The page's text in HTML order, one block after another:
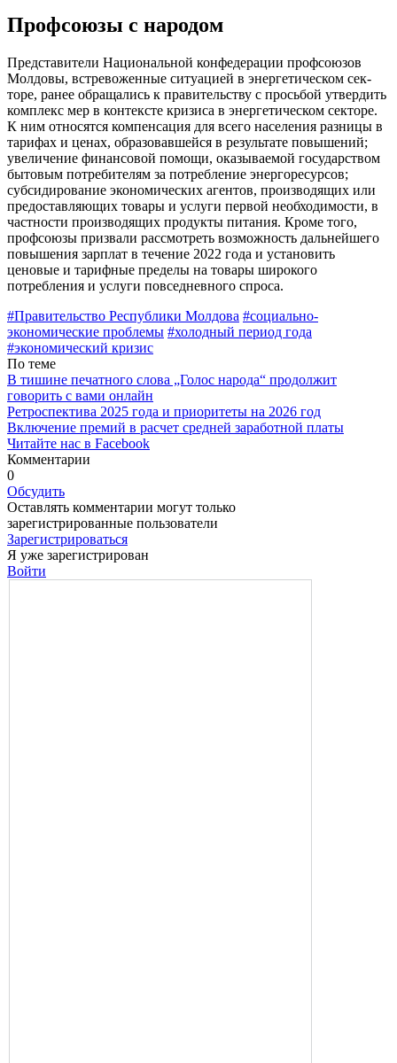
Профсоюзы с народом
Представители Национальной конфе­дерации профсоюзов
Молдовы, встрево­женные ситуацией в энергетическом сек­
торе, ранее обращались к правительству с просьбой утвердить
комплекс мер в кон­тексте кризиса в энергетическом секторе.
К ним относятся компенсация для всего населения разницы в
тарифах и ценах, образовавшейся в результате повышений;
увеличение финансовой помощи, оказываемой государством
бытовым потреби­телям за потребление энергоресурсов;
субсидирование экономических аген­тов, производящих или
предоставляющих товары и услуги первой необходимости, в
частности производящих продукты питания. Кроме того,
профсоюзы призвали рассмотреть возможность дальнейшего
повышения зарплат в течение 2022 года и установить
ценовые и тарифные пределы на товары широкого
потребления и услуги повседневного спроса.
#Правительство Республики Молдова #социально-
экономические проблемы #холодный период года
#экономический кризис
По теме
В тишине печатного слова „Голос народа“ продолжит
говорить с вами онлайн
Ретроспектива 2025 года и приоритеты на 2026 год
Включение премий в расчет средней заработной платы
Читайте нас в Facebook
Комментарии
0
Обсудить
Оставлять комментарии могут только
зарегистрированные пользователи
Зарегистрироваться
Я уже зарегистрирован
Войти